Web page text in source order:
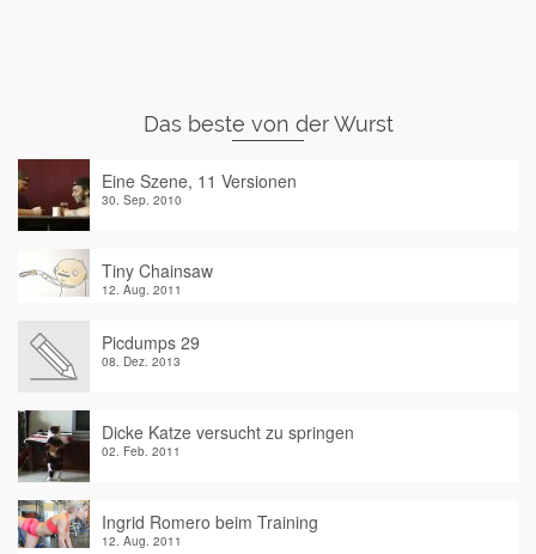
Das beste von der Wurst
Eine Szene, 11 Versionen
30. Sep. 2010
Tiny Chainsaw
12. Aug. 2011
Picdumps 29
08. Dez. 2013
Dicke Katze versucht zu springen
02. Feb. 2011
Ingrid Romero beim Training
12. Aug. 2011